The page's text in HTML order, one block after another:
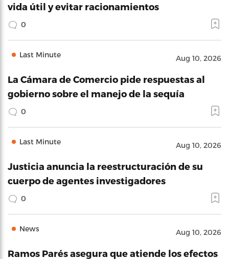
vida útil y evitar racionamientos
0
Last Minute Aug 10, 2026
La Cámara de Comercio pide respuestas al
gobierno sobre el manejo de la sequía
0
Last Minute Aug 10, 2026
Justicia anuncia la reestructuración de su
cuerpo de agentes investigadores
0
News Aug 10, 2026
Ramos Parés asegura que atiende los efectos